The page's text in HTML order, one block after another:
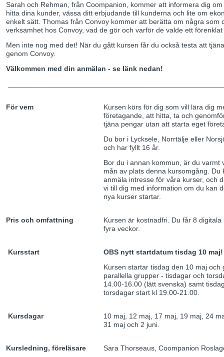
Sarah och Rehman, från Coompanion, kommer att informera dig
hitta dina kunder, vässa ditt erbjudande till kunderna och lite om
enkelt sätt. Thomas från Convoy kommer att berätta om några som
verksamhet hos Convoy, vad de gör och varför de valde ett
Men inte nog med det! När du gått kursen får du också testa att
genom Convoy.
Välkommen med din anmälan - se länk nedan!
För vem
Kursen körs för dig som vill lära dig
företagande, att hitta, ta och
tjäna pengar utan att starta eget
Du bor i Lycksele, Norrtälje eller
och har fyllt 16 år.
Bor du i annan kommun, är du varmt
mån av plats denna kursomgång. Du
anmäla intresse för våra kurser, och
vi till dig med information om du kan
nya kurser startar.
Pris och omfattning
Kursen är kostnadfri. Du får 8
fyra veckor.
Kursstart
OBS nytt startdatum tisdag 10 maj!
Kursen startar tisdag den 10 maj och
parallella grupper - tisdagar och
14.00-16.00 (lätt svenska) samt
torsdagar start kl 19.00-21.00.
Kursdagar
10 maj, 12 maj, 17 maj, 19 maj, 24
31 maj och 2 juni.
Kursledning, föreläsare
Sara Thorseaus, Coompanion